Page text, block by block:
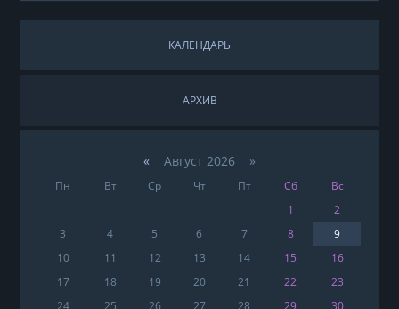
КАЛЕНДАРЬ
АРХИВ
«Август 2026 »
Пн Вт Ср Чт Пт Сб
Вс
1
2
3
4 5 6 7 8
9
10
11 12 13 14 15
16
17
18 19 20 21 22
23